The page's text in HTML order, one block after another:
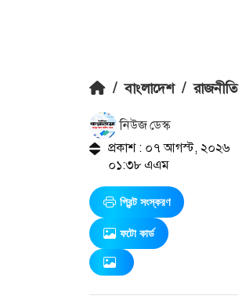
/ বাংলাদেশ / রাজনীতি
নিউজ ডেস্ক
প্রকাশ : ০৭ আগস্ট, ২০২৬
০১:৩৮ এএম
প্রিন্ট সংস্করণ
ফটো কার্ড